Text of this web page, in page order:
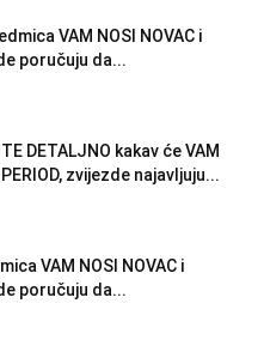
VAM NOSI NOVAC i
poručuju da...
DETALJNO kakav će VAM
zvijezde najavljuju...
VAM NOSI NOVAC i
poručuju da...